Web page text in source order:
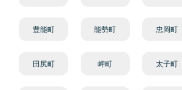
豊能町 能勢町 忠岡町
田尻町 岬町 太子町